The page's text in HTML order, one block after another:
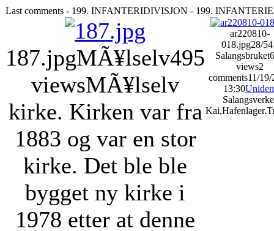
Last comments - 199. INFANTERIDIVISJON - 199.
187.jpgMÃ¥lselv495
viewsMÃ¥lselv
kirke. Kirken var fra
1883 og var en stor
kirke. Det ble ble
bygget ny kirke i
1978 etter at denne
ar220810-
018.jpg28/
Salangsbruket
views2
comments11/19/
13:30Uniden